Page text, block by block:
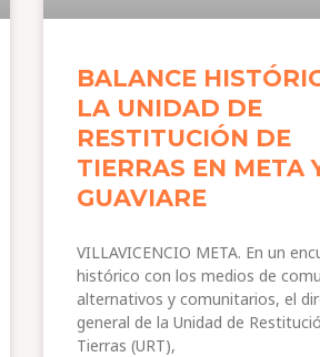
BALANCE
LA UNIDAD DE
RESTITUCIÓN DE
TIERRAS EN META
GUAVIARE
VILLAVICENCIO META. En un
histórico con los medios de
alternativos y comunitarios, el
general de la Unidad de
Tierras (URT),